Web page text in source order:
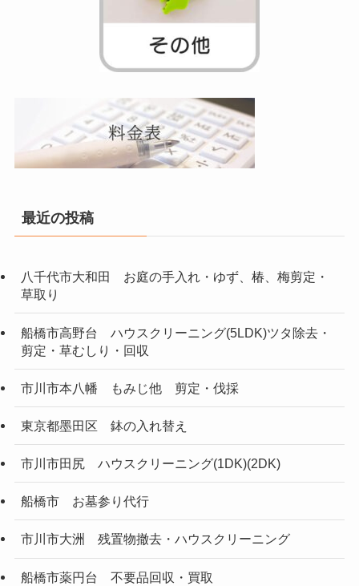
最近の投稿
八千代市大和田 お庭の手入れ・ゆず、椿、梅剪定・
草取り
船橋市高野台 ハウスクリーニング(5LDK)ツタ除去・
剪定・草むしり・回収
市川市本八幡 もみじ他 剪定・伐採
東京都墨田区 鉢の入れ替え
市川市田尻 ハウスクリーニング(1DK)(2DK)
船橋市 お墓参り代行
市川市大洲 残置物撤去・ハウスクリーニング
船橋市薬円台 不要品回収・買取